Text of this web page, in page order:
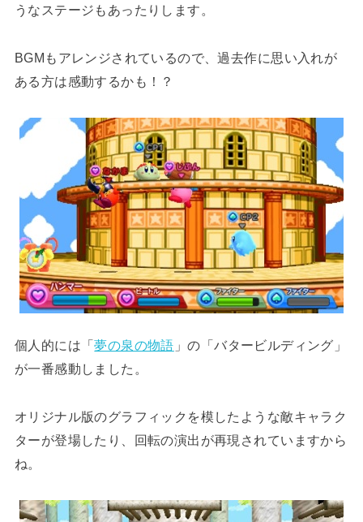
うなステージもあったりします。
BGMもアレンジされているので、過去作に思い入れが
ある方は感動するかも！？
個人的には「夢の泉の物語 」の「バタービルディング」
が一番感動しました。
オリジナル版のグラフィックを模したような敵キャラク
ターが登場したり、回転の演出が再現されていますから
ね。